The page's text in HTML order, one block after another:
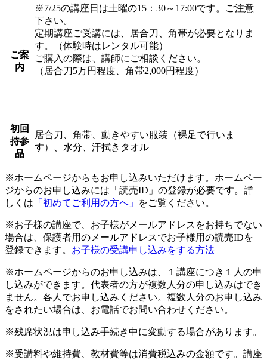
ご案
内
※7/25の講座日は土曜の15：30～17:00です。ご注意
下さい。
定期講座ご受講には、居合刀、角帯が必要となりま
す。（体験時はレンタル可能）
ご購入の際は、講師にご相談ください。
（居合刀5万円程度、角帯2,000円程度）
初回
持参
品
居合刀、角帯、動きやすい服装（裸足で行いま
す）、水分、汗拭きタオル
※ホームページからもお申し込みいただけます。ホームペー
ジからのお申し込みには「読売ID」の登録が必要です。詳
しくは 「初めてご利用の方へ」 をご覧ください。
※お子様の講座で、お子様がメールアドレスをお持ちでない
場合は、保護者用のメールアドレスでお子様用の読売IDを
登録できます。 お子様の受講申し込みをする方法
※ホームページからのお申し込みは、１講座につき１人の申
し込みができます。代表者の方が複数人分の申し込みはでき
ません。各人でお申し込みください。複数人分のお申し込み
をされたい場合は、お電話でお問い合わせください。
※残席状況は申し込み手続き中に変動する場合があります。
※受講料や維持費、教材費等は消費税込みの金額です。講座